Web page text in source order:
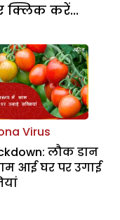
क्लिक करें...
Virus
लौक डान
आई घर पर उगाई